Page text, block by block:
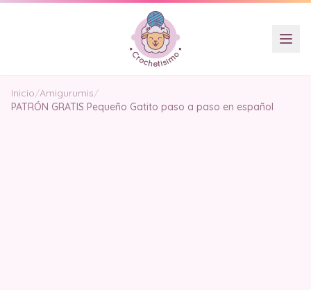
Inicio/Amigurumis/
PATRÓN GRATIS Pequeño Gatito paso a paso en español